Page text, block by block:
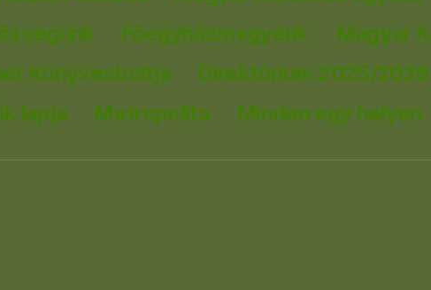
Főegyházmegyénk Magyar
Könyvesboltja Direktórium 2025/2026
lapja Metropolita Minden egy helyen